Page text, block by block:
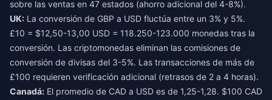
sobre las ventas en 47 estados (ahorro adicional del 4-8%).
UK: La conversión de GBP a USD fluctúa entre un 3% y 5%.
£10 = $12,50-13,00 USD = 118.250-123.000 monedas tras la
conversión. Las criptomonedas eliminan las comisiones de
conversión de divisas del 3-5%. Las transacciones de más de
£100 requieren verificación adicional (retrasos de 2 a 4 horas).
Canadá: El promedio de CAD a USD es de 1,25-1,28. $100 CAD